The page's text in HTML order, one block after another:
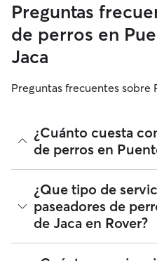
Preguntas
de perros en
Jaca
Preguntas frecuentes sobre
¿Cuánto cuesta
de perros en
Los paseadores de perros
para fijar sus tarifas. El
perros en Puente la Reina
fue de alrededor de 10 por
¿Que tipo de
paseadores de
de Jaca en Rover?